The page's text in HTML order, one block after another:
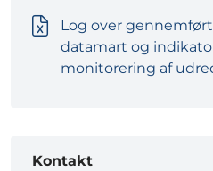
Log over
datamart og
monitorering af
Kontakt